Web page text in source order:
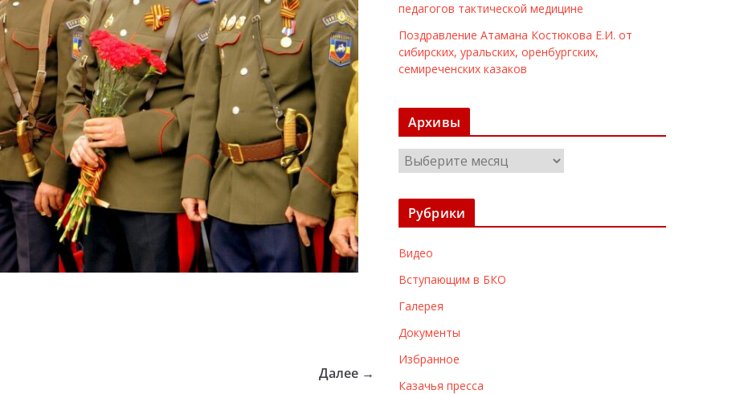
Далее →
педагогов тактической медицине
Поздравление Атамана Костюкова Е.И. от
сибирских, уральских, оренбургских,
семиреченских казаков
Архивы
р
х
ы
Рубрики
Видео
Вступающим в БКО
Галерея
Документы
Избранное
Казачья пресса